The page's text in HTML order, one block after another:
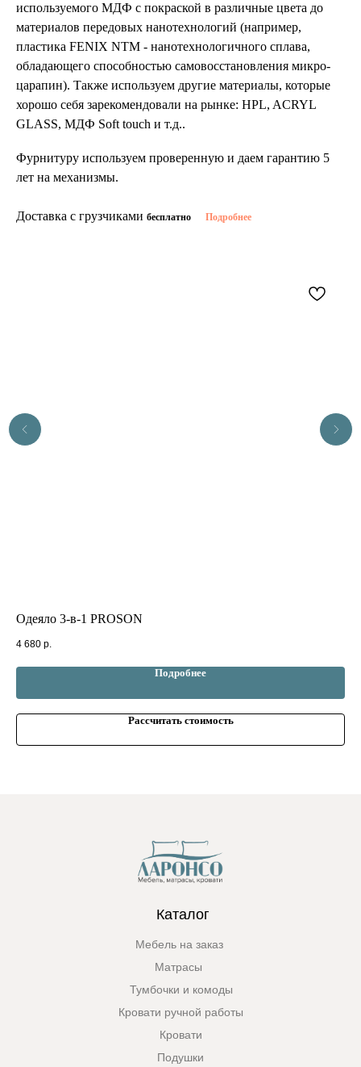
используемого МДФ с покраской в различные цвета до
материалов передовых нанотехнологий (например,
пластика FENIX NTM - нанотехнологичного сплава,
обладающего способностью самовосстановления микро-
царапин). Также используем другие материалы, которые
хорошо себя зарекомендовали на рынке: HPL, ACRYL
GLASS, МДФ Soft touch и т.д..
Фурнитуру используем проверенную и даем гарантию 5
лет на механизмы.
Доставка с грузчиками бесплатно Подробнее
Одеяло 3-в-1 PROSON
4 680 р.
Подробнее
Рассчитать стоимость
Мебель на заказ
Каталог
Матрасы
Тумбочки и комоды
Кровати ручной работы
Кровати
Подушки